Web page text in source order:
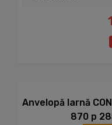
Anvelopă Iarnă
870 p